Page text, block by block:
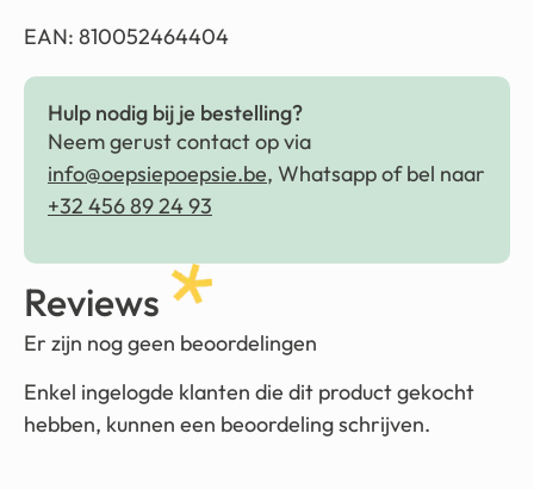
EAN: 810052464404
Hulp nodig bij je bestelling?
Neem gerust contact op via
info@oepsiepoepsie.be, Whatsapp of bel naar
+32 456 89 24 93
Reviews
Er zijn nog geen beoordelingen
Enkel ingelogde klanten die dit product gekocht
hebben, kunnen een beoordeling schrijven.